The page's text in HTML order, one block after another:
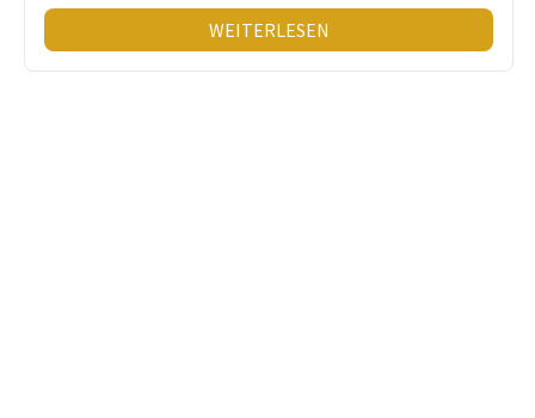
WEITERLESEN